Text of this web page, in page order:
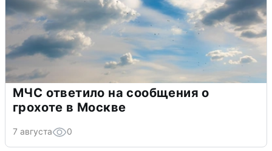
МЧС ответило на сообщения о
грохоте в Москве
7 августа 0